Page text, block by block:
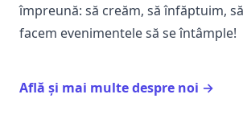
împreună: să creăm, să înfăptuim,
facem evenimentele să se întâmple!
Află și mai multe despre noi →